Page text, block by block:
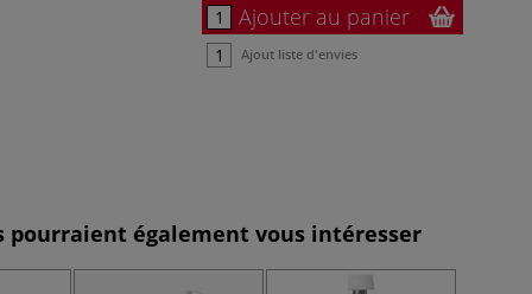
Ajouter au panier
Ajout liste d'envies
pourraient également vous intéresser